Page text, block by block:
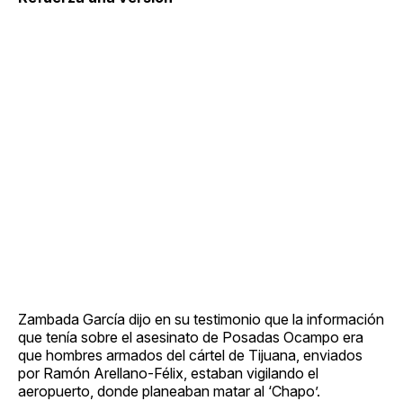
Zambada García dijo en su testimonio que la información
que tenía sobre el asesinato de Posadas Ocampo era
que hombres armados del cártel de Tijuana, enviados
por Ramón Arellano-Félix, estaban vigilando el
aeropuerto, donde planeaban matar al ‘Chapo’.